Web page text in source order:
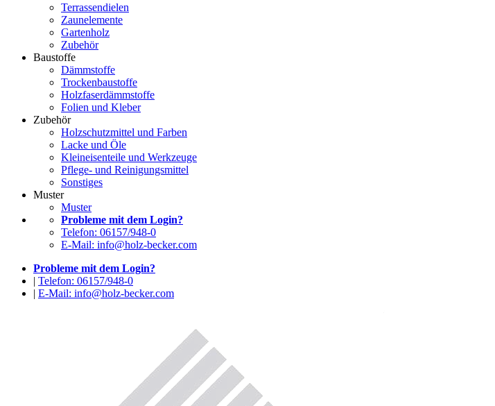
Terrassendielen
Zaunelemente
Gartenholz
Zubehör
Baustoffe
Dämmstoffe
Trockenbaustoffe
Holzfaserdämmstoffe
Folien und Kleber
Zubehör
Holzschutzmittel und Farben
Lacke und Öle
Kleineisenteile und Werkzeuge
Pflege- und Reinigungsmittel
Sonstiges
Muster
Muster
Probleme mit dem Login?
Telefon: 06157/948-0
E-Mail: info@holz-becker.com
Probleme mit dem Login?
| Telefon: 06157/948-0
| E-Mail: info@holz-becker.com